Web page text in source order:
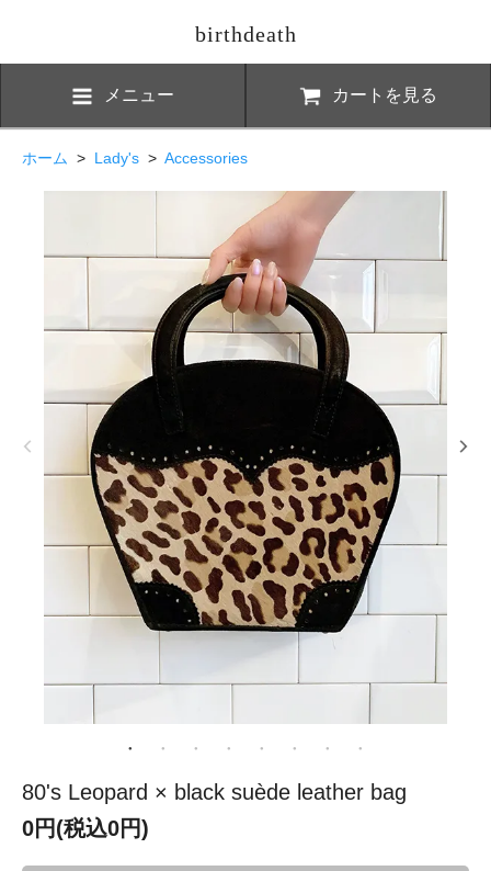
birthdeath
メニュー カートを見る
ホーム > Lady's > Accessories
80's Leopard × black suède leather bag
0円(税込0円)